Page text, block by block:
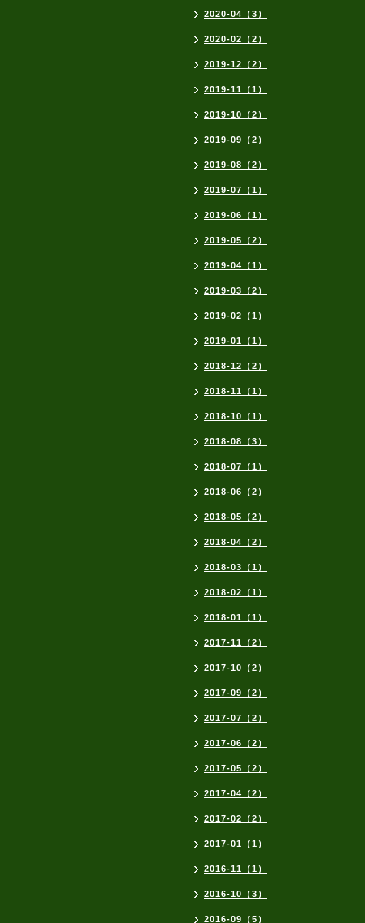
2020-04（3）
2020-02（2）
2019-12（2）
2019-11（1）
2019-10（2）
2019-09（2）
2019-08（2）
2019-07（1）
2019-06（1）
2019-05（2）
2019-04（1）
2019-03（2）
2019-02（1）
2019-01（1）
2018-12（2）
2018-11（1）
2018-10（1）
2018-08（3）
2018-07（1）
2018-06（2）
2018-05（2）
2018-04（2）
2018-03（1）
2018-02（1）
2018-01（1）
2017-11（2）
2017-10（2）
2017-09（2）
2017-07（2）
2017-06（2）
2017-05（2）
2017-04（2）
2017-02（2）
2017-01（1）
2016-11（1）
2016-10（3）
2016-09（5）